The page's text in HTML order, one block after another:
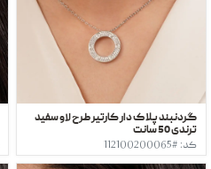
گردنبند پلاک دار کارتیر طرح لاو سفید
ترندی 50 سانت
کد: #112100200065